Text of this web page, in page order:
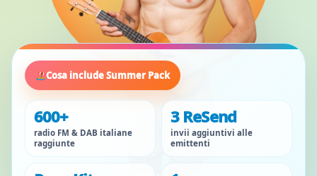
Cosa include Summer Pack
600+
radio FM & DAB italiane
raggiunte
3 ReSend
invii aggiuntivi alle
emittenti